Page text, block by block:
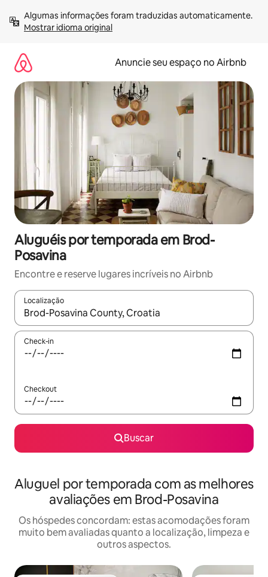
para
Mostrar idioma original
Anuncie seu espaço no Airbnb
Aluguéis por temporada em Brod-
Posavina
Encontre e reserve lugares incríveis no Airbnb
Localização
Quando os resultados estiverem disponíveis, explore-os
Check-in
Checkout
Buscar
Aluguel por temporada com as melhores
avaliações em Brod-Posavina
Os hóspedes concordam: estas acomodações foram
muito bem avaliadas quanto a localização, limpeza e
outros aspectos.